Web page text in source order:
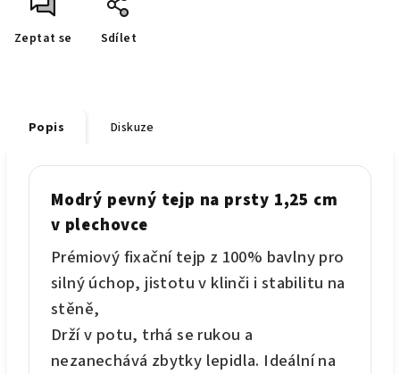
Zeptat se Sdílet
Popis Diskuze
Modrý pevný tejp na prsty 1,25 cm
v plechovce
Prémiový fixační tejp z 100% bavlny pro
silný úchop, jistotu v klinči i stabilitu na
stěně,
Drží v potu, trhá se rukou a
nezanechává zbytky lepidla. Ideální na